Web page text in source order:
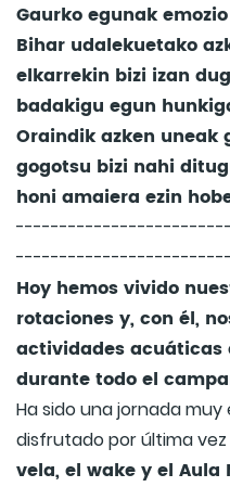
Gaurko egunak
Bihar udalekuetako
elkarrekin bizi izan
badakigu egun
Oraindik azken uneak
gogotsu bizi nahi
honi amaiera ezin
Hoy hemos vivido
rotaciones y, con él,
actividades acuáticas
durante todo el
Ha sido una jornada
disfrutado por última vez
vela, el wake y el Aula